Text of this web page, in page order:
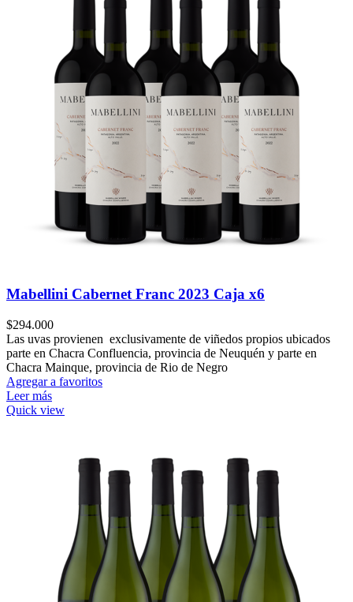
Mabellini Cabernet Franc 2023 Caja x6
$294.000
Las uvas provienen exclusivamente de viñedos propios ubicados
parte en Chacra Confluencia, provincia de Neuquén y parte en
Chacra Mainque, provincia de Rio de Negro
Agregar a favoritos
Leer más
Quick view